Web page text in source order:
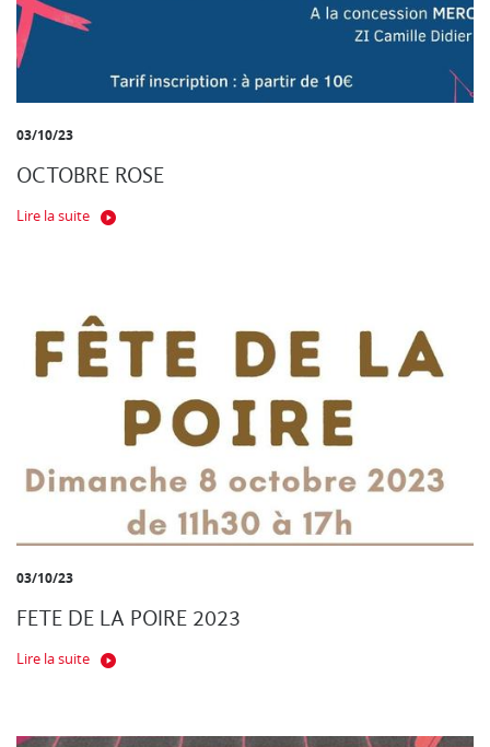
03/10/23
OCTOBRE ROSE
Lire la suite
03/10/23
FETE DE LA POIRE 2023
Lire la suite